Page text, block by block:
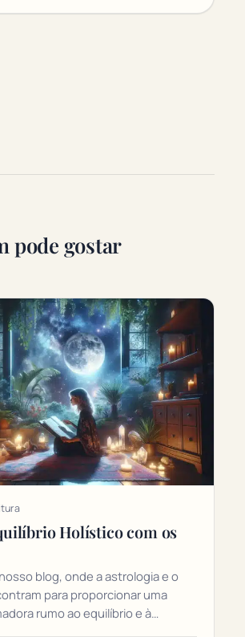
pode gostar
Holístico com os
blog, onde a astrologia e o
para proporcionar uma
rumo ao equilíbrio e à…